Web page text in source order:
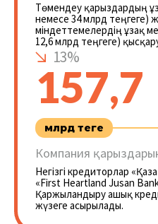
Төмендеу қарыздардың
немесе 34 млрд теңгеге)
міндеттемелердің ұзақ
12,6 млрд теңгеге)
13%
157,7
млрд теңге
Компания
Негізгі кредиторлар
«First Heartland Jusan
Қаржыландыру ашық
жүзеге асырылады.